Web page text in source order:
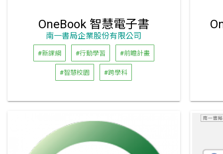
OneBook 智慧電子書
南一書局企業股份有限公司
#新課綱 #行動學習 #前瞻計畫
#智慧校園 #跨學科